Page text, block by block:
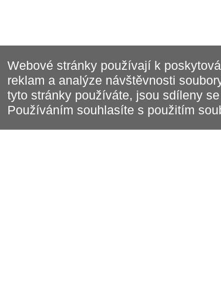
Webové stránky používají k
reklam a analýze návštěvnosti
tyto stránky používáte, jsou sdíleny
Používáním souhlasíte s použitím